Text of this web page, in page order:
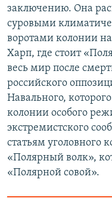
заключению. Она
суровыми
воротами колонии
Харп, где стоит
весь мир после
российского
Навального,
колонии особого
экстремистского
статьям уголовного
«Полярный волк»,
«Полярной совой».